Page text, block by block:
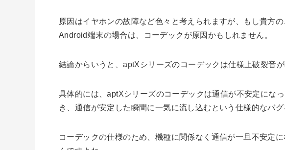
原因はイヤホンの故障など色々と考えられますが、もし貴方
Android端末の場合は、コーデックが原因かもしれません。
結論からいうと、aptXシリーズのコーデックは仕様上破裂音
具体的には、aptXシリーズのコーデックは通信が不安定にな
き、通信が安定した瞬間に一気に流し込むという仕様的なバグ
コーデックの仕様のため、機種に関係なく通信が一旦不安定